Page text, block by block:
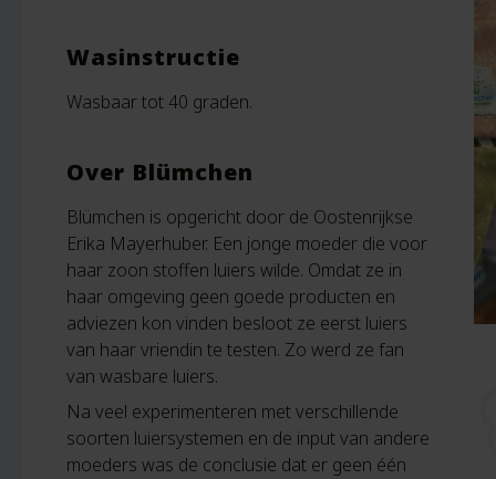
Wasinstructie
Wasbaar tot 40 graden.
Over Blümchen
Blümchen is opgericht door de Oostenrijkse
Erika Mayerhuber. Een jonge moeder die voor
haar zoon stoffen luiers wilde. Omdat ze in
haar omgeving geen goede producten en
adviezen kon vinden besloot ze eerst luiers
van haar vriendin te testen. Zo werd ze fan
van wasbare luiers.
Na veel experimenteren met verschillende
soorten luiersystemen en de input van andere
moeders was de conclusie dat er geen één